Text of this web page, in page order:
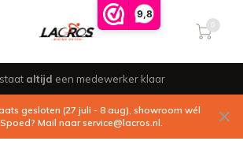
9,8
0
altijd een medewerker klaar
gesloten (27 juli - 8 aug), showroom wél
Mail naarservice@lacros.nl.